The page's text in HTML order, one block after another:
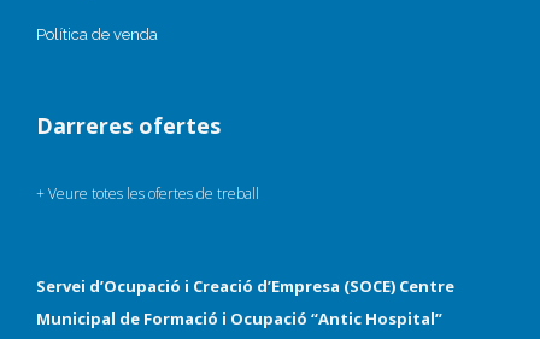
Política de venda
Darreres ofertes
+ Veure totes les ofertes de treball
Servei d’Ocupació i Creació d’Empresa (SOCE) Centre
Municipal de Formació i Ocupació “Antic Hospital”